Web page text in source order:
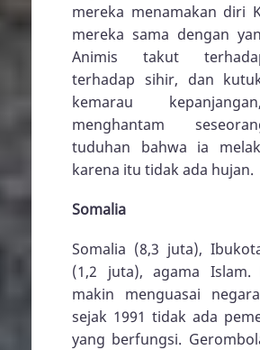
mereka menamakan diri
mereka sama dengan
Animis takut
terhadap sihir, dan
kemarau
menghantam
tuduhan bahwa ia
karena itu tidak ada hujan.
Somalia
Somalia (8,3 juta),
(1,2 juta), agama Islam.
makin menguasai
sejak 1991 tidak ada
yang berfungsi.